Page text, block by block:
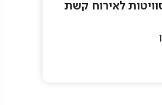
לאירוח קשת